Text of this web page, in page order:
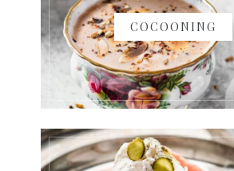
COCOONING